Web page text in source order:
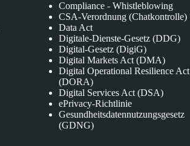
Compliance - Whistleblowing
CSA-Verordnung (Chatkontrolle)
Data Act
Digitale-Dienste-Gesetz (DDG)
Digital-Gesetz (DigiG)
Digital Markets Act (DMA)
Digital Operational Resilience Act
(DORA)
Digital Services Act (DSA)
ePrivacy-Richtlinie
Gesundheitsdatennutzungsgesetz
(GDNG)